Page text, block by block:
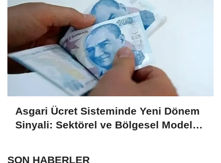
Asgari Ücret Sisteminde Yeni Dönem
Sinyali: Sektörel ve Bölgesel Model
SON HABERLER